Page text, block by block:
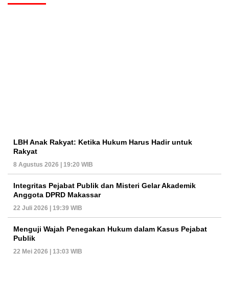
LBH Anak Rakyat: Ketika Hukum Harus Hadir untuk
Rakyat
8 Agustus 2026 | 19:20 WIB
Integritas Pejabat Publik dan Misteri Gelar Akademik
Anggota DPRD Makassar
22 Juli 2026 | 19:39 WIB
Menguji Wajah Penegakan Hukum dalam Kasus Pejabat
Publik
22 Mei 2026 | 13:03 WIB